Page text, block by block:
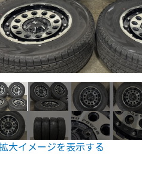
大イメージを表示する